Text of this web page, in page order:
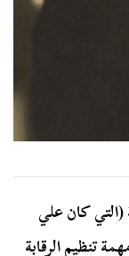
(التي كان علي
تنظيم الرقابة